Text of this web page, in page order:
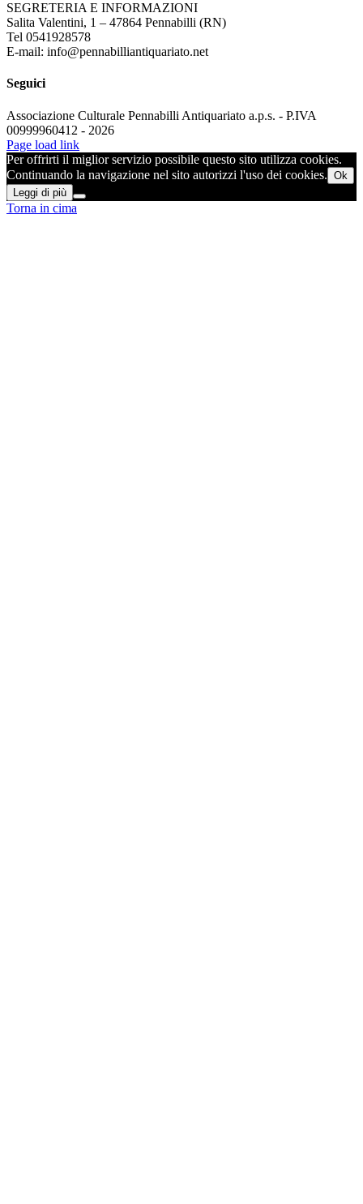
SEGRETERIA E INFORMAZIONI
Salita Valentini, 1 – 47864 Pennabilli (RN)
Tel 0541928578
E-mail: info@pennabilliantiquariato.net
Seguici
Associazione Culturale Pennabilli Antiquariato a.p.s. - P.IVA
00999960412 - 2026
Page load link
Per offrirti il miglior servizio possibile questo sito utilizza cookies.
Continuando la navigazione nel sito autorizzi l'uso dei cookies. Ok
Leggi di più
Torna in cima